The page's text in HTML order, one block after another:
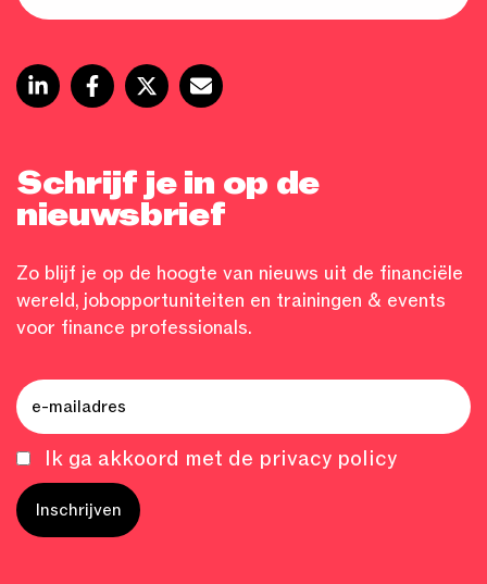
Schrijf je in op de
nieuwsbrief
Zo blijf je op de hoogte van nieuws uit de financiële
wereld, jobopportuniteiten en trainingen & events
voor finance professionals.
Ik ga akkoord met de privacy policy